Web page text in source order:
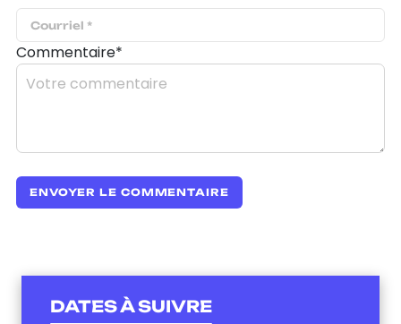
Commentaire*
DATES À SUIVRE